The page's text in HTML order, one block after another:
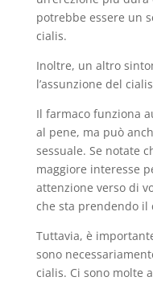
potrebbe essere un
cialis.
Inoltre, un altro
l’assunzione del
Il farmaco funziona
al pene, ma può
sessuale. Se notate
maggiore interesse
attenzione verso di
che sta prendendo il
Tuttavia, è
sono
cialis. Ci sono molte